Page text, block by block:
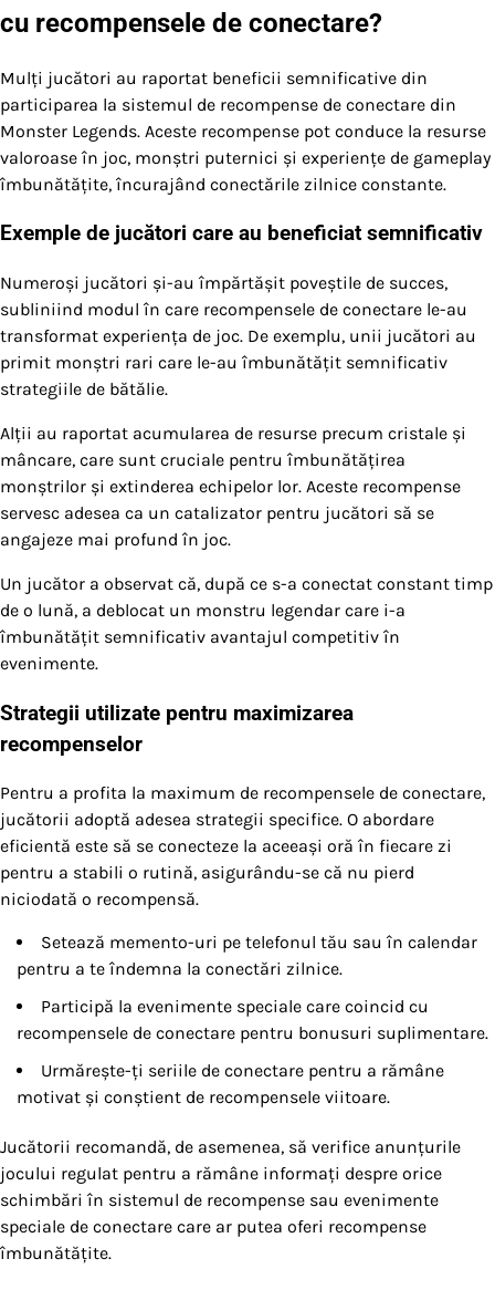
cu recompensele de conectare?
Mulți jucători au raportat beneficii semnificative din
participarea la sistemul de recompense de conectare din
Monster Legends. Aceste recompense pot conduce la resurse
valoroase în joc, monștri puternici și experiențe de gameplay
îmbunătățite, încurajând conectările zilnice constante.
Exemple de jucători care au beneficiat semnificativ
Numeroși jucători și-au împărtășit poveștile de succes,
subliniind modul în care recompensele de conectare le-au
transformat experiența de joc. De exemplu, unii jucători au
primit monștri rari care le-au îmbunătățit semnificativ
strategiile de bătălie.
Alții au raportat acumularea de resurse precum cristale și
mâncare, care sunt cruciale pentru îmbunătățirea
monștrilor și extinderea echipelor lor. Aceste recompense
servesc adesea ca un catalizator pentru jucători să se
angajeze mai profund în joc.
Un jucător a observat că, după ce s-a conectat constant timp
de o lună, a deblocat un monstru legendar care i-a
îmbunătățit semnificativ avantajul competitiv în
evenimente.
Strategii utilizate pentru maximizarea
recompenselor
Pentru a profita la maximum de recompensele de conectare,
jucătorii adoptă adesea strategii specifice. O abordare
eficientă este să se conecteze la aceeași oră în fiecare zi
pentru a stabili o rutină, asigurându-se că nu pierd
niciodată o recompensă.
Setează memento-uri pe telefonul tău sau în calendar
pentru a te îndemna la conectări zilnice.
Participă la evenimente speciale care coincid cu
recompensele de conectare pentru bonusuri suplimentare.
Urmărește-ți seriile de conectare pentru a rămâne
motivat și conștient de recompensele viitoare.
Jucătorii recomandă, de asemenea, să verifice anunțurile
jocului regulat pentru a rămâne informați despre orice
schimbări în sistemul de recompense sau evenimente
speciale de conectare care ar putea oferi recompense
îmbunătățite.